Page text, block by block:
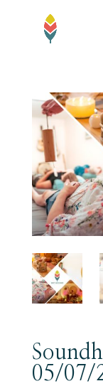
05/07/